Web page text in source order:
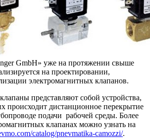
GmbH» уже на протяжении свыше
на проектировании,
электромагнитных клапанов.
представляют собой устройства,
происходит дистанционное перекрытие
подачи рабочей среды. Более
клапанах можно узнать на
catalog/pnevmatika-camozzi/.